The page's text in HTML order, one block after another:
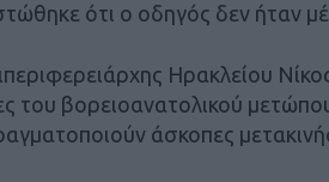
ότι ο οδηγός δεν ήταν
Ηρακλείου
του βορειοανατολικού
άσκοπες